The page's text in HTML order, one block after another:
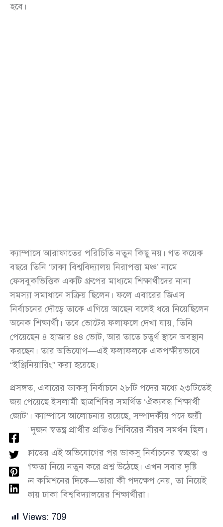
হবে।
ক্যাম্পাসে আরাফাতের পরিচিতি নতুন কিছু নয়। গত কয়েক
বছরে তিনি ‘ঢাকা বিশ্ববিদ্যালয় নিরাপত্তা মঞ্চ’ নামে
ফেসবুকভিত্তিক একটি গ্রুপের মাধ্যমে শিক্ষার্থীদের নানা
সমস্যা সমাধানে সক্রিয় ছিলেন। ফলে এবারের জিএস
নির্বাচনের দৌড়ে তাকে এগিয়ে আছেন বলেই ধরে নিয়েছিলেন
অনেক শিক্ষার্থী। তবে ভোটের ফলাফলে দেখা যায়, তিনি
পেয়েছেন ৪ হাজার ৪৪ ভোট, আর তাতে চতুর্থ স্থানে অবস্থান
করছেন। তার অভিযোগ—এই ফলাফলকে একপক্ষীয়ভাবে
“ইঞ্জিনিয়ারিং” করা হয়েছে।
প্রসঙ্গত, এবারের ডাকসু নির্বাচনে ২৮টি পদের মধ্যে ২৩টিতেই
জয় পেয়েছে ইসলামী ছাত্রশিবির সমর্থিত ‘ঐক্যবদ্ধ শিক্ষার্থী
জোট’। ক্যাম্পাসে আলোচনায় রয়েছে, সম্পাদকীয় পদে জয়ী
হওয়া দুজন স্বতন্ত্র প্রার্থীর প্রতিও শিবিরের নীরব সমর্থন ছিল।
আরাফাতের এই অভিযোগের পর ডাকসু নির্বাচনের স্বচ্ছতা ও
নিরপেক্ষতা নিয়ে নতুন করে প্রশ্ন উঠেছে। এখন সবার দৃষ্টি
নির্বাচন কমিশনের দিকে—তারা কী পদক্ষেপ নেয়, তা নিয়েই
অপেক্ষায় ঢাকা বিশ্ববিদ্যালয়ের শিক্ষার্থীরা।
Views: 709